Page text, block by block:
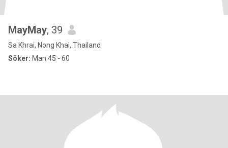
MayMay, 39
Sa Khrai, Nong Khai, Thailand
Söker: Man 45 - 60